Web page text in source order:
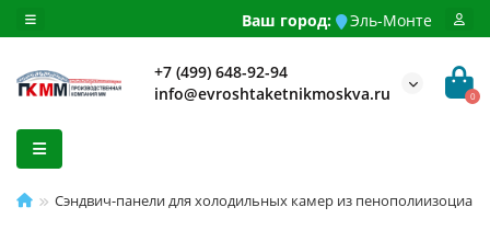
Ваш город: Эль-Монте
+7 (499) 648-92-94
info@evroshtaketnikmoskva.ru
0
Сэндвич-панели для холодильных камер из